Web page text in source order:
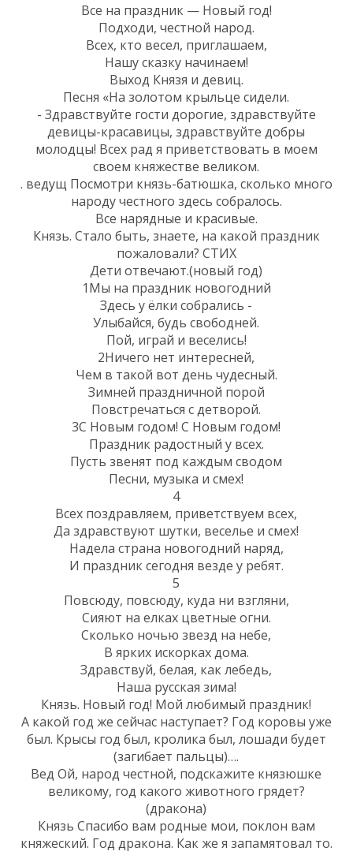
Все на праздник — Новый год!
Подходи, честной народ.
Всех, кто весел, приглашаем,
Нашу сказку начинаем!
Выход Князя и девиц.
Песня «На золотом крыльце сидели.
- Здравствуйте гости дорогие, здравствуйте
девицы-красавицы, здравствуйте добры
молодцы! Всех рад я приветствовать в моем
своем княжестве великом.
. ведущ Посмотри князь-батюшка, сколько много
народу честного здесь собралось.
Все нарядные и красивые.
Князь. Стало быть, знаете, на какой праздник
пожаловали? СТИХ
Дети отвечают.(новый год)
1Мы на праздник новогодний
Здесь у ёлки собрались -
Улыбайся, будь свободней.
Пой, играй и веселись!
2Ничего нет интересней,
Чем в такой вот день чудесный.
Зимней праздничной порой
Повстречаться с детворой.
3С Новым годом! С Новым годом!
Праздник радостный у всех.
Пусть звенят под каждым сводом
Песни, музыка и смех!
4
Всех поздравляем, приветствуем всех,
Да здравствуют шутки, веселье и смех!
Надела страна новогодний наряд,
И праздник сегодня везде у ребят.
5
Повсюду, повсюду, куда ни взгляни,
Сияют на елках цветные огни.
Сколько ночью звезд на небе,
В ярких искорках дома.
Здравствуй, белая, как лебедь,
Наша русская зима!
Князь. Новый год! Мой любимый праздник!
А какой год же сейчас наступает? Год коровы уже
был. Крысы год был, кролика был, лошади будет
(загибает пальцы)….
Вед Ой, народ честной, подскажите князюшке
великому, год какого животного грядет?
(дракона)
Князь Спасибо вам родные мои, поклон вам
княжеский. Год дракона. Как же я запамятовал то.